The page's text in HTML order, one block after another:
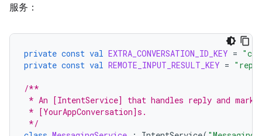
服务：
private const val EXTRA_CONVERSATION_ID_KEY =
private const val REMOTE_INPUT_RESULT_KEY =
/**
* An [IntentService] that handles reply and
* [YourAppConversation]s.
*/